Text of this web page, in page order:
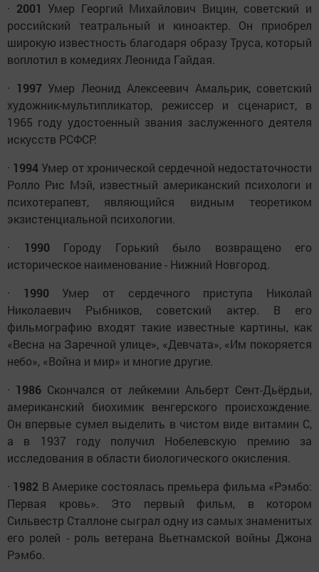
· 2001 Умер Георгий Михайлович Вицин, советский и
российский театральный и киноактер. Он приобрел
широкую известность благодаря образу Труса, который
воплотил в комедиях Леонида Гайдая.
· 1997Умер Леонид Алексеевич Амальрик, советский
художник-мультипликатор, режиссер и сценарист, в
1965 году удостоенный звания заслуженного деятеля
искусств РСФСР.
· 1994 Умер от хронической сердечной недостаточности
Ролло Рис Мэй, известный американский психологи и
психотерапевт, являющийся видным теоретиком
экзистенциальной психологии.
· 1990Городу Горький было возвращено его
историческое наименование - Нижний Новгород.
· 1990Умер от сердечного приступа Николай
Николаевич Рыбников, советский актер. В его
фильмографию входят такие известные картины, как
«Весна на Заречной улице», «Девчата», «Им покоряется
небо», «Война и мир» и многие другие.
· 1986 Скончался от лейкемии Альберт Сент-Дьёрдьи,
американский биохимик венгерского происхождение.
Он впервые сумел выделить в чистом виде витамин С,
а в 1937 году получил Нобелевскую премию за
исследования в области биологического окисления.
· 1982 В Америке состоялась премьера фильма «Рэмбо:
Первая кровь». Это первый фильм, в котором
Сильвестр Сталлоне сыграл одну из самых знаменитых
его ролей - роль ветерана Вьетнамской войны Джона
Рэмбо.